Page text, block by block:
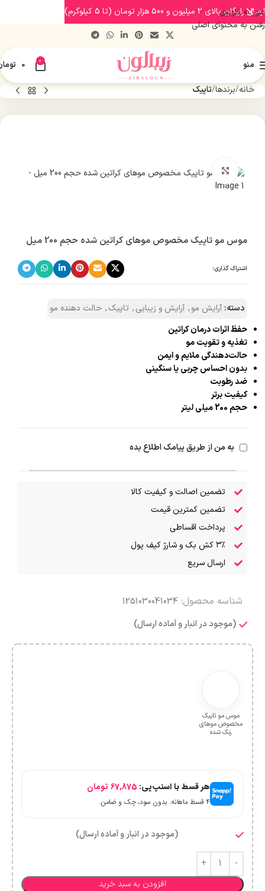
عبور به ناوبری
رفتن به محتوای اصلی
منو 0
0
خانه برندها تاپیک
بزرگنمایی تصویر
موس مو تاپیک مخصوص موهای کراتین شده حجم 200 میل
اشتراک گذاری:
دسته: آرایش مو, آرایش و زیبایی, تاپیک, حالت دهنده مو
حفظ اثرات درمان کراتین
تغذیه و تقویت مو
حالت‌دهندگی ملایم و ایمن
بدون احساس چربی یا سنگینی
ضد رطوبت
کیفیت برتر
حجم 200 میلی لیتر
به من از طریق پیامک اطلاع بده
تضمین اصالت و کیفیت کالا
تضمین کمترین قیمت
پرداخت اقساطی
۳٪ کش بک و شارژ کیف پول
ارسال سریع
شناسه محصول: 1251030041034
(موجود در انبار و آماده ارسال)
موس مو تاپیک
مخصوص موهای
رنگ شده
هر قسط با اسنپ‌پی: 67,875 تومان
۴ قسط ماهانه. بدون سود، چک و ضامن.
(موجود در انبار و آماده ارسال)
افزودن به سبد خرید
ارسال رایگان بالای 2 میلیون و 500 هزار تومان (تا 5 کیلوگرم)